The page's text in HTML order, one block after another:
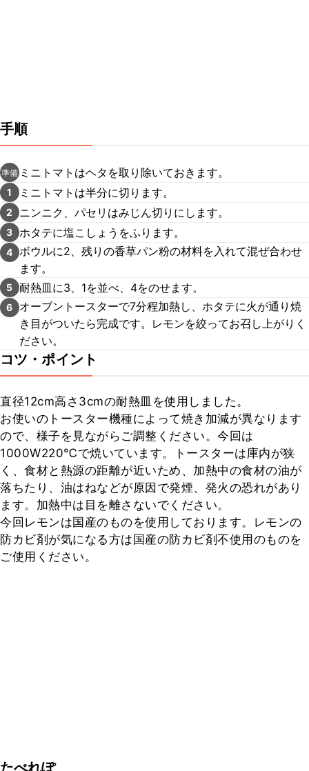
手順
準備 ミニトマトはヘタを取り除いておきます。
1 ミニトマトは半分に切ります。
2 ニンニク、パセリはみじん切りにします。
3 ホタテに塩こしょうをふります。
4 ボウルに2、残りの香草パン粉の材料を入れて混ぜ合わせ
ます。
5 耐熱皿に3、1を並べ、4をのせます。
6
オーブントースターで7分程加熱し、ホタテに火が通り焼
き目がついたら完成です。レモンを絞ってお召し上がりく
ださい。
コツ・ポイント
直径12cm高さ3cmの耐熱皿を使用しました。
お使いのトースター機種によって焼き加減が異なります
ので、様子を見ながらご調整ください。今回は
1000W220℃で焼いています。トースターは庫内が狭
く、食材と熱源の距離が近いため、加熱中の食材の油が
落ちたり、油はねなどが原因で発煙、発火の恐れがあり
ます。加熱中は目を離さないでください。
今回レモンは国産のものを使用しております。レモンの
防カビ剤が気になる方は国産の防カビ剤不使用のものを
ご使用ください。
たべれぽ